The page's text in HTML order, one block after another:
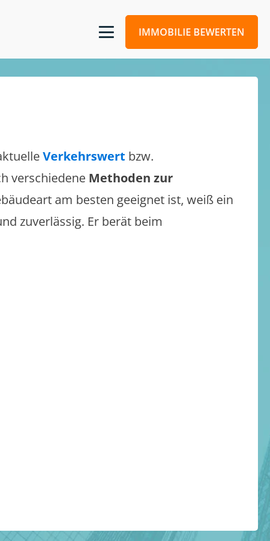
IMMOBILIE BEWERTEN
Verkehrswert bzw.
verschiedene Methoden zur
am besten geeignet ist, weiß ein
zuverlässig. Er berät beim